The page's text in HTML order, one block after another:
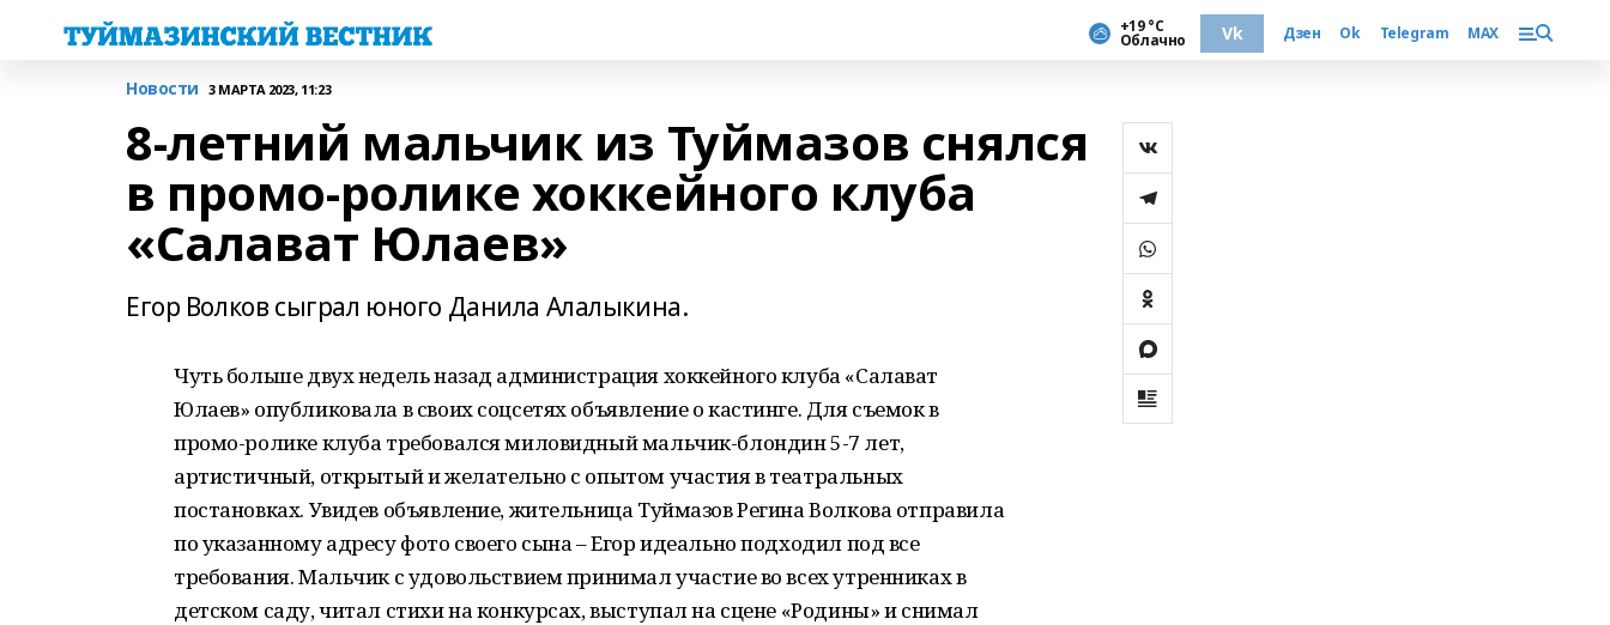
+19 °С
Облачно Vk Дзен Ok Telegram MAX
Новости 3 МАРТА 2023, 11:23
8-летний мальчик из Туймазов снялся
в промо-ролике хоккейного клуба
«Салават Юлаев»
Егор Волков сыграл юного Данила Алалыкина.
Чуть больше двух недель назад администрация хоккейного клуба «Салават
Юлаев» опубликовала в своих соцсетях объявление о кастинге. Для съемок в
промо-ролике клуба требовался миловидный мальчик-блондин 5-7 лет,
артистичный, открытый и желательно с опытом участия в театральных
постановках. Увидев объявление, жительница Туймазов Регина Волкова отправила
по указанному адресу фото своего сына – Егор идеально подходил под все
требования. Мальчик с удовольствием принимал участие во всех утренниках в
детском саду, читал стихи на конкурсах, выступал на сцене «Родины» и снимал